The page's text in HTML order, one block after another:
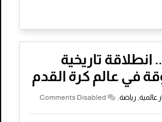
كأس العالم 2026.. انطلاقة تاريخية
في عالم كرة القدم
عالمية, رياضة,
Comments Disabled